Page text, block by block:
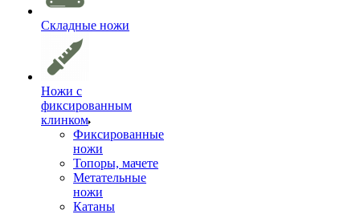
Складные ножи
Ножи с
фиксированным
клинком
Фиксированные
ножи
Топоры, мачете
Метательные
ножи
Катаны